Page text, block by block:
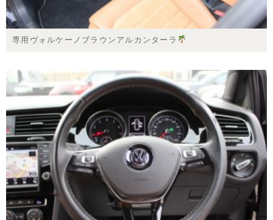
専用ヴォルケーノブラウンアルカンターラ